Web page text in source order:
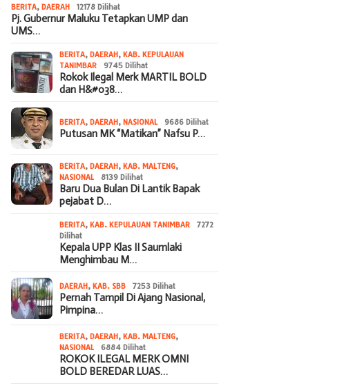
BERITA,DAERAH 12178 Dilihat
Pj. Gubernur Maluku Tetapkan UMP dan
UMS…
BERITA,DAERAH,KAB. KEPULAUAN
TANIMBAR
9745 Dilihat
Rokok Ilegal Merk MARTIL BOLD
dan H&#038…
BERITA,DAERAH,NASIONAL 9686 Dilihat
Putusan MK “Matikan” Nafsu P…
BERITA,DAERAH,KAB. MALTENG,
NASIONAL
8139 Dilihat
Baru Dua Bulan Di Lantik Bapak
pejabat D…
BERITA,KAB. KEPULAUAN TANIMBAR
7272
Dilihat
Kepala UPP Klas II Saumlaki
Menghimbau M…
DAERAH,KAB. SBB 7253 Dilihat
Pernah Tampil Di Ajang Nasional,
Pimpina…
BERITA,DAERAH,KAB. MALTENG,
NASIONAL
6884 Dilihat
ROKOK ILEGAL MERK OMNI
BOLD BEREDAR LUAS…